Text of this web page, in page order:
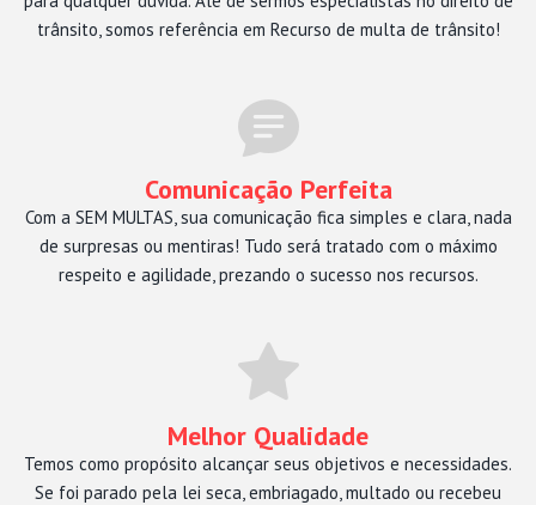
trânsito, somos referência em Recurso de multa de trânsito!
Comunicação Perfeita
Com a SEM MULTAS, sua comunicação fica simples e clara, nada
de surpresas ou mentiras! Tudo será tratado com o máximo
respeito e agilidade, prezando o sucesso nos recursos.
Melhor Qualidade
Temos como propósito alcançar seus objetivos e necessidades.
Se foi parado pela lei seca, embriagado, multado ou recebeu